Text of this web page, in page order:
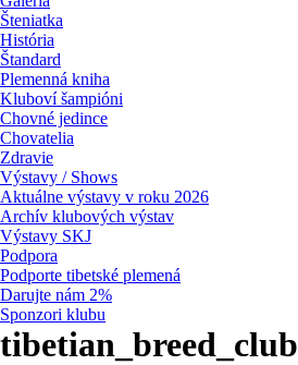
Šteniatka
História
Štandard
Plemenná kniha
Kluboví šampióni
Chovné jedince
Chovatelia
Zdravie
Výstavy / Shows
Aktuálne výstavy v roku 2026
Archív klubových výstav
Výstavy SKJ
Podpora
Podporte tibetské plemená
Darujte nám 2%
Sponzori klubu
tibetian_breed_club